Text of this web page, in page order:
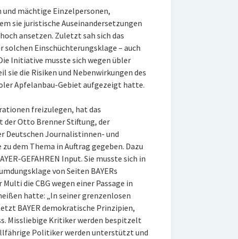
mächtige Einzelpersonen,
sie juristische Auseinandersetzungen
ansetzen. Zuletzt sah sich das
solchen Einschüchterungsklage – auch
Initiative musste sich wegen übler
sie die Risiken und Nebenwirkungen des
Apfelanbau-Gebiet aufgezeigt hatte.
freizulegen, hat das
der Otto Brenner Stiftung, der
Deutschen Journalistinnen- und
dem Thema in Auftrag gegeben. Dazu
GEFAHREN Input. Sie musste sich in
von Seiten BAYERs
die CBG wegen einer Passage in
hatte: „In seiner grenzenlosen
BAYER demokratische Prinzipien,
Missliebige Kritiker werden bespitzelt
Politiker werden unterstützt und